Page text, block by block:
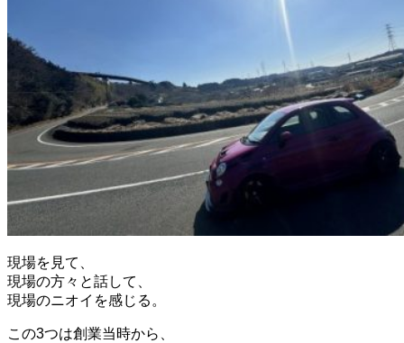
現場を見て、
現場の方々と話して、
現場のニオイを感じる。
この3つは創業当時から、